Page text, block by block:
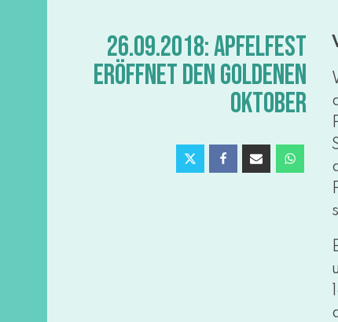
26.09.2018: APFELFEST
ERÖFFNET DEN GOLDENEN
OKTOBER